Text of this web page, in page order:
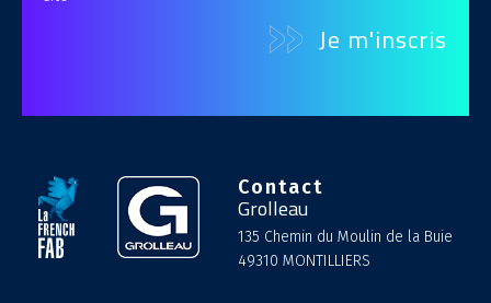
Contact
Grolleau
135 Chemin du Moulin de la Buie
49310 MONTILLIERS